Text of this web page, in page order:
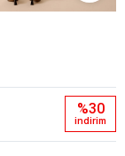
%30
i̇ndi̇ri̇m